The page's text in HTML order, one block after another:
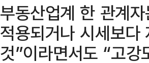
부동산업계 한 관계
적용되거나 시세보
것”이라면서도 “고